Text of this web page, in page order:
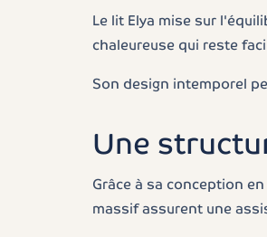
Le lit Elya mise sur
chaleureuse qui reste
Son design intemporel
Une
Grâce à sa conception
massif assurent une